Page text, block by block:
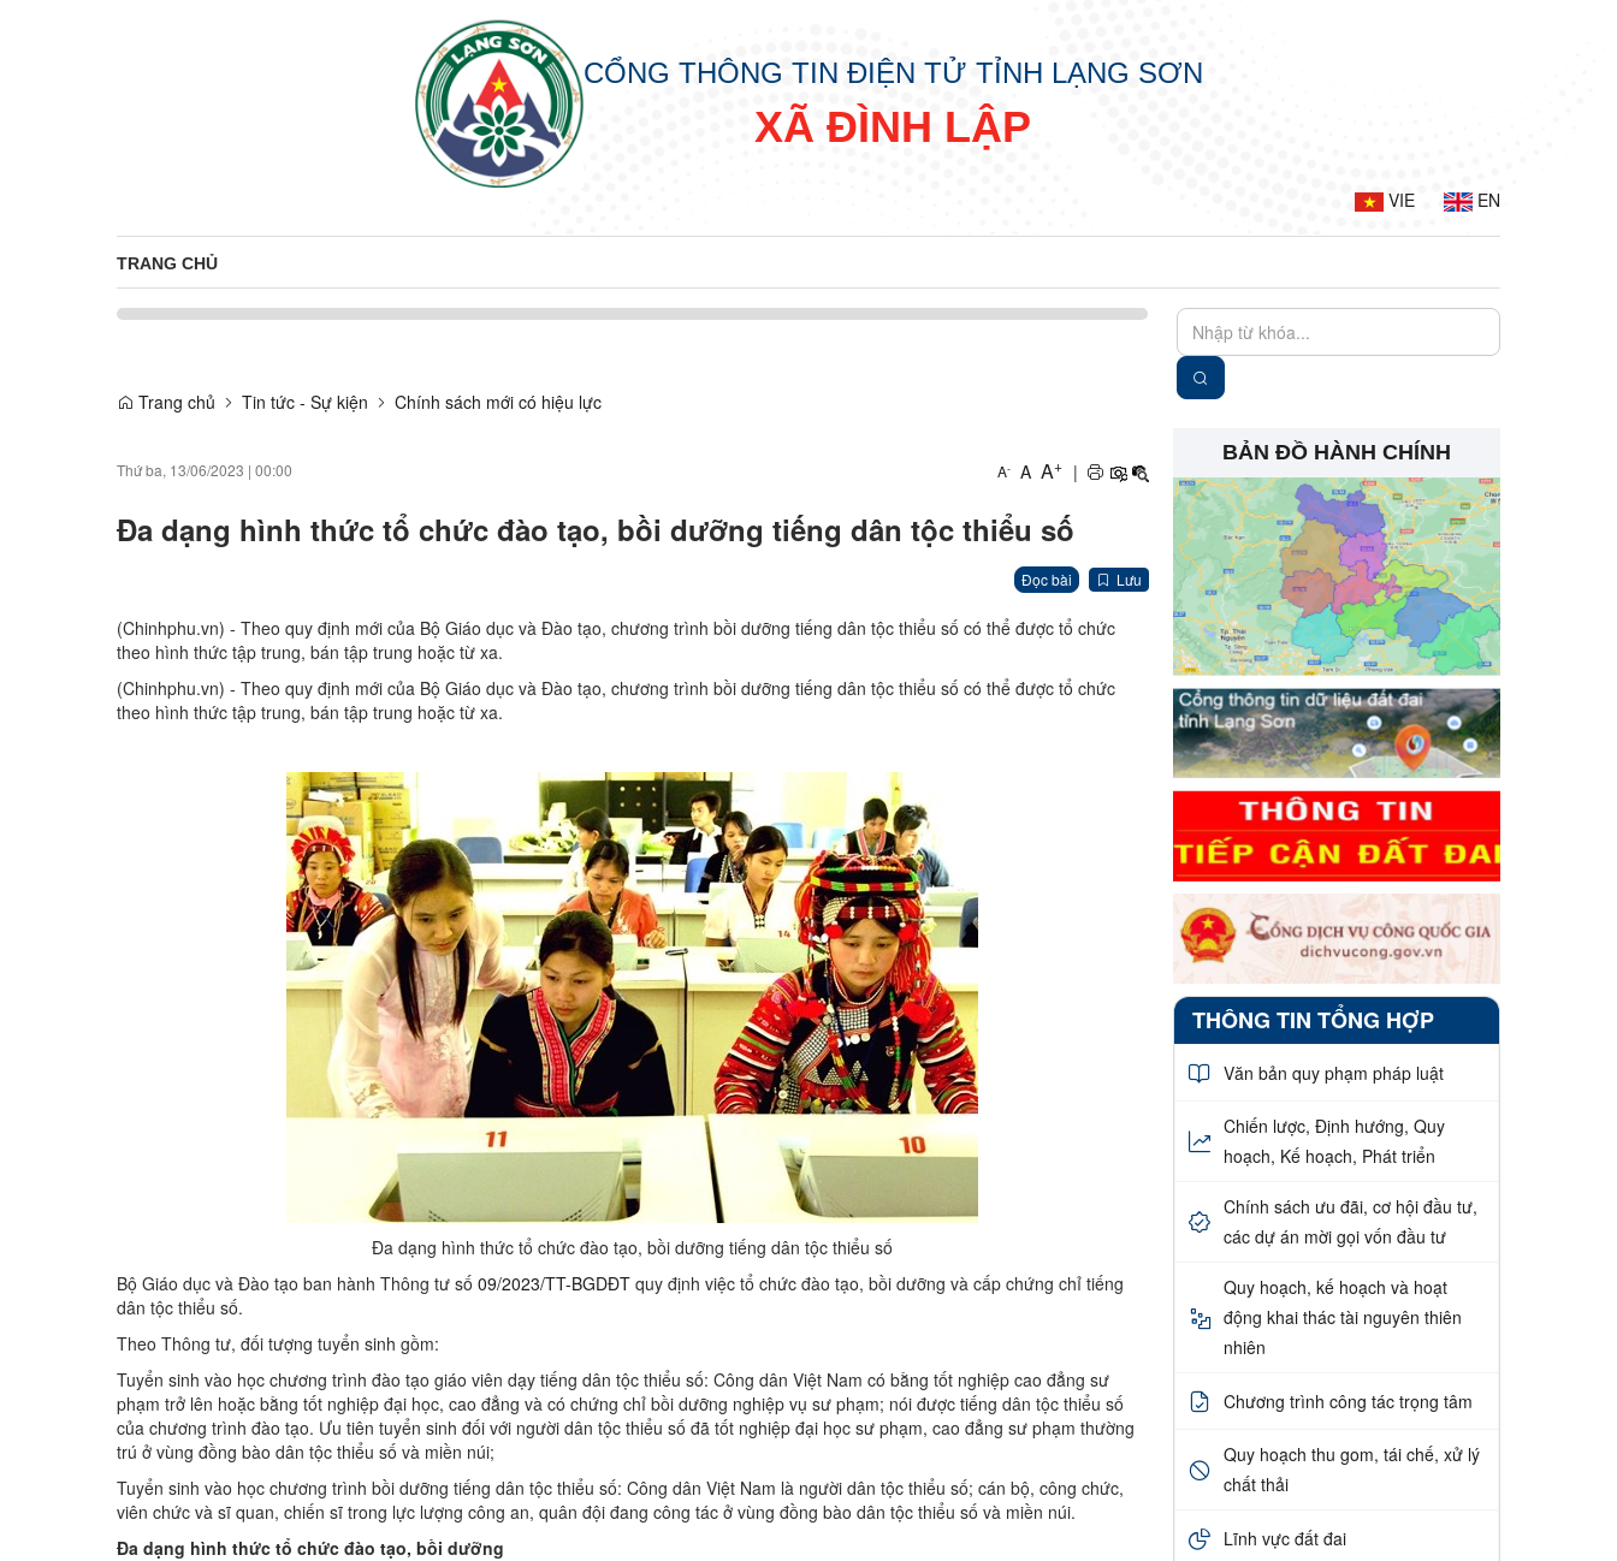
CỔNG THÔNG TIN ĐIỆN TỬ TỈNH LẠNG SƠN
XÃ ĐÌNH LẬP
VIE EN
TRANG CHỦ
Trang chủ Tin tức - Sự kiện Chính sách mới có hiệu lực
Thứ ba, 13/06/2023 | 00:00 A- A A+ |
Đa dạng hình thức tổ chức đào tạo, bồi dưỡng tiếng dân tộc thiểu số
Đọc bài Lưu
(Chinhphu.vn) - Theo quy định mới của Bộ Giáo dục và Đào tạo, chương trình bồi dưỡng tiếng dân tộc thiểu số có thể được tổ chức
theo hình thức tập trung, bán tập trung hoặc từ xa.
(Chinhphu.vn) - Theo quy định mới của Bộ Giáo dục và Đào tạo, chương trình bồi dưỡng tiếng dân tộc thiểu số có thể được tổ chức
theo hình thức tập trung, bán tập trung hoặc từ xa.
Đa dạng hình thức tổ chức đào tạo, bồi dưỡng tiếng dân tộc thiểu số
Bộ Giáo dục và Đào tạo ban hành Thông tư số 09/2023/TT-BGDĐT quy định việc tổ chức đào tạo, bồi dưỡng và cấp chứng chỉ tiếng
dân tộc thiểu số.
Theo Thông tư, đối tượng tuyển sinh gồm:
Tuyển sinh vào học chương trình đào tạo giáo viên dạy tiếng dân tộc thiểu số: Công dân Việt Nam có bằng tốt nghiệp cao đẳng sư
phạm trở lên hoặc bằng tốt nghiệp đại học, cao đẳng và có chứng chỉ bồi dưỡng nghiệp vụ sư phạm; nói được tiếng dân tộc thiểu số
của chương trình đào tạo. Ưu tiên tuyển sinh đối với người dân tộc thiểu số đã tốt nghiệp đại học sư phạm, cao đẳng sư phạm thường
trú ở vùng đồng bào dân tộc thiểu số và miền núi;
Tuyển sinh vào học chương trình bồi dưỡng tiếng dân tộc thiểu số: Công dân Việt Nam là người dân tộc thiểu số; cán bộ, công chức,
viên chức và sĩ quan, chiến sĩ trong lực lượng công an, quân đội đang công tác ở vùng đồng bào dân tộc thiểu số và miền núi.
Đa dạng hình thức tổ chức đào tạo, bồi dưỡng
BẢN ĐỒ HÀNH CHÍNH
THÔNG TIN TỔNG HỢP
Văn bản quy phạm pháp luật
Chiến lược, Định hướng, Quy
hoạch, Kế hoạch, Phát triển
Chính sách ưu đãi, cơ hội đầu tư,
các dự án mời gọi vốn đầu tư
Quy hoạch, kế hoạch và hoạt
động khai thác tài nguyên thiên
nhiên
Chương trình công tác trọng tâm
Quy hoạch thu gom, tái chế, xử lý
chất thải
Lĩnh vực đất đai